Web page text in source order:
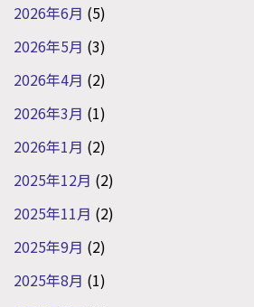
2026年6月 (5)
2026年5月 (3)
2026年4月 (2)
2026年3月 (1)
2026年1月 (2)
2025年12月 (2)
2025年11月 (2)
2025年9月 (2)
2025年8月 (1)